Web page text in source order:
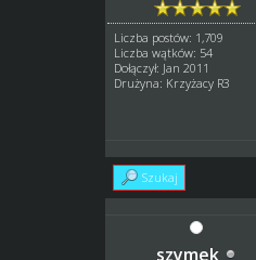
Liczba postów: 1,709
Liczba wątków: 54
Dołączył: Jan 2011
Drużyna: Krzyżacy R3
Szukaj
szymek